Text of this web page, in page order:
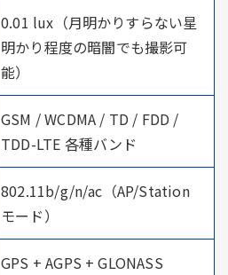
0.01 lux（月明かりすらない星
明かり程度の暗闇でも撮影可
能）
GSM / WCDMA / TD / FDD /
TDD-LTE 各種バンド
802.11b/g/n/ac（AP/Station
モード）
GPS + AGPS + GLONASS